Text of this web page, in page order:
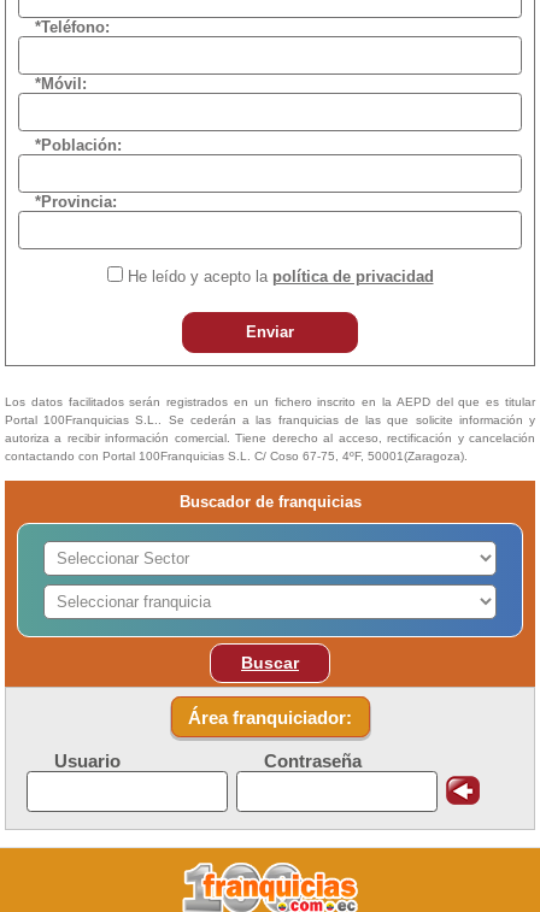
*Teléfono:
*Móvil:
*Población:
*Provincia:
He leído y acepto la política de privacidad
Enviar
Los datos facilitados serán registrados en un fichero inscrito en la AEPD del que es titular
Portal 100Franquicias S.L.. Se cederán a las franquicias de las que solicite información y
autoriza a recibir información comercial. Tiene derecho al acceso, rectificación y cancelación
contactando con Portal 100Franquicias S.L. C/ Coso 67-75, 4ºF, 50001(Zaragoza).
Buscador de franquicias
Buscar
Área franquiciador:
Usuario Contraseña